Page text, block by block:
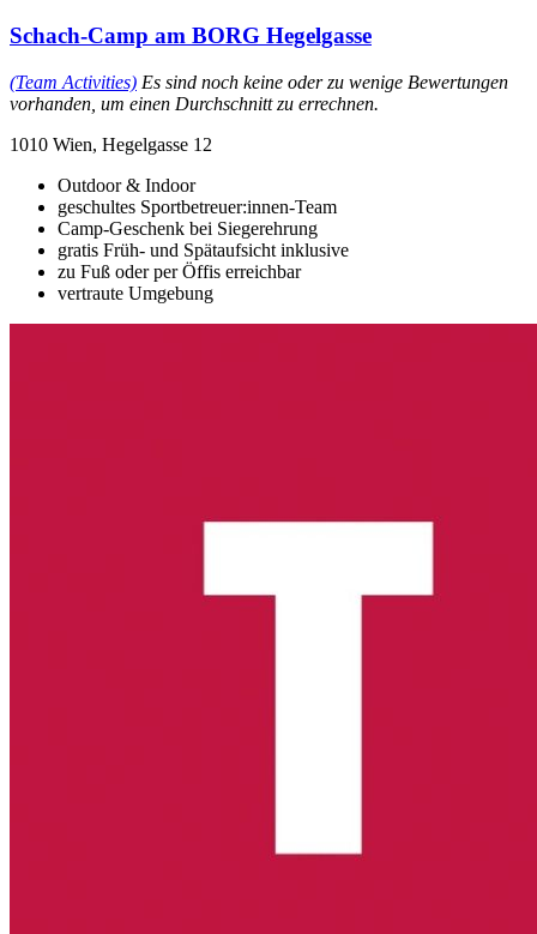
Schach-Camp am BORG Hegelgasse
(Team Activities) Es sind noch keine oder zu wenige Bewertungen
vorhanden, um einen Durchschnitt zu errechnen.
1010 Wien, Hegelgasse 12
Outdoor & Indoor
geschultes Sportbetreuer:innen-Team
Camp-Geschenk bei Siegerehrung
gratis Früh- und Spätaufsicht inklusive
zu Fuß oder per Öffis erreichbar
vertraute Umgebung